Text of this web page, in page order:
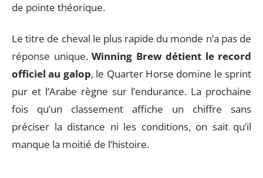
de pointe théorique.
Le titre de cheval le plus rapide du monde n’a pas de
réponse unique. Winning Brew détient le record
officiel au galop, le Quarter Horse domine le sprint
pur et l’Arabe règne sur l’endurance. La prochaine
fois qu’un classement affiche un chiffre sans
préciser la distance ni les conditions, on sait qu’il
manque la moitié de l’histoire.